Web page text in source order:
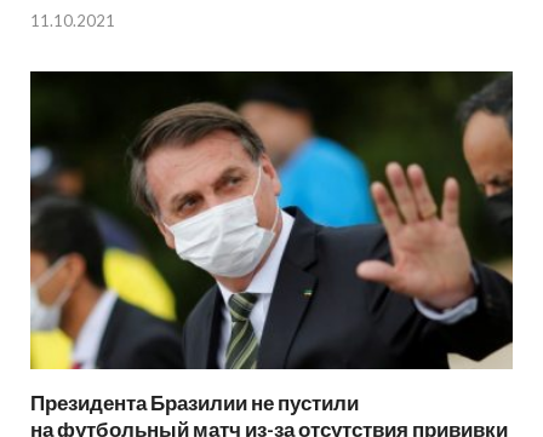
11.10.2021
Президента Бразилии не пустили
на футбольный матч из-за отсутствия прививки